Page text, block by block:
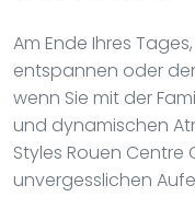
Am Ende Ihres
entspannen oder
wenn Sie mit der
und dynamischen
Styles Rouen
unvergesslichen